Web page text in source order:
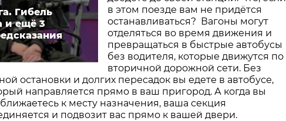
Гибель
и ещё 3
в этом поезде вам не придётся
останавливаться? Вагоны могут
отделяться во время движения и
превращаться в быстрые автобусы
без водителя, которые движутся по
вторичной дорожной сети. Без
остановки и долгих пересадок вы едете в автобусе,
направляется прямо в ваш пригород. А когда вы
к месту назначения, ваша секция
и подвозит вас прямо к вашей двери.